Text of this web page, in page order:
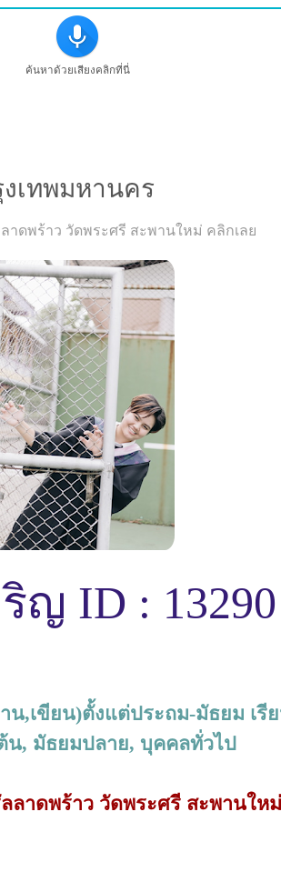
ค้นหาด้วยเสียงคลิกที่นี่
เทพมหานคร
าดพร้าว วัดพระศรี สะพานใหม่ คลิกเลย
ID : 13290
,เขียน)ตั้งแต่ประถม-มัธยม เรี
, มัธยมปลาย, บุคคลทั่วไป
ลาดพร้าว วัดพระศรี สะพานใหม่